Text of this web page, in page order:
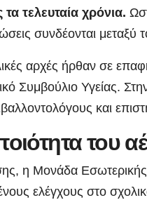
τελευταία χρόνια.
συνδέονται μεταξύ
αρχές ήρθαν σε
Συμβούλιο Υγείας.
και
του
η Μονάδα
ελέγχους στο